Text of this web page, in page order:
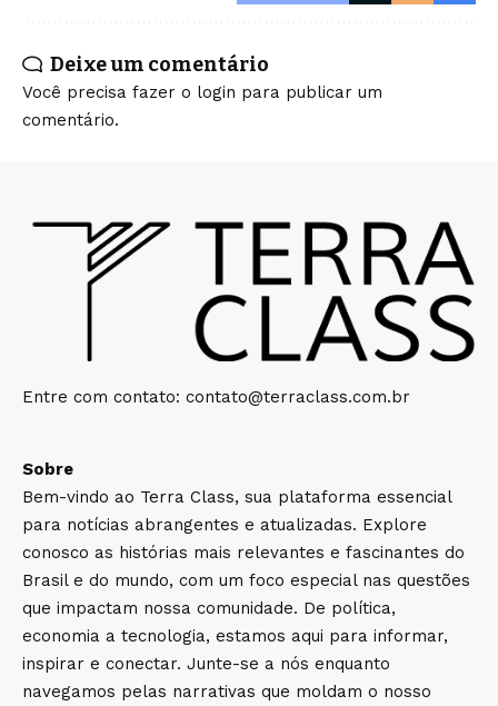
Deixe um comentário
Você precisa fazer o login para publicar um
comentário.
Entre com contato: contato@terraclass.com.br
Sobre
Bem-vindo ao Terra Class, sua plataforma essencial
para notícias abrangentes e atualizadas. Explore
conosco as histórias mais relevantes e fascinantes do
Brasil e do mundo, com um foco especial nas questões
que impactam nossa comunidade. De política,
economia a tecnologia, estamos aqui para informar,
inspirar e conectar. Junte-se a nós enquanto
navegamos pelas narrativas que moldam o nosso